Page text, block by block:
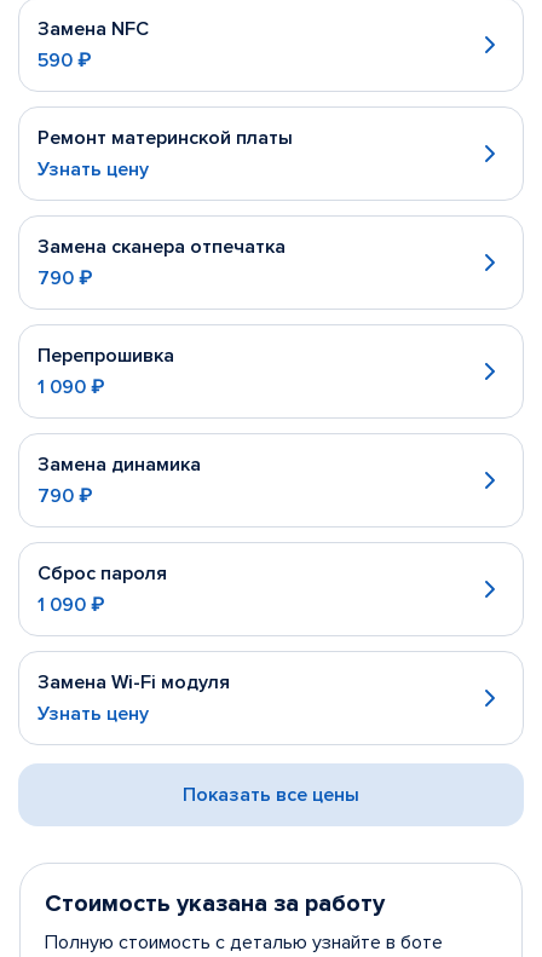
Замена NFC
590 ₽
Ремонт материнской платы
Узнать цену
Замена сканера отпечатка
790 ₽
Перепрошивка
1 090 ₽
Замена динамика
790 ₽
Сброс пароля
1 090 ₽
Замена Wi-Fi модуля
Узнать цену
Показать все цены
Стоимость указана за работу
Полную стоимость с деталью узнайте в боте